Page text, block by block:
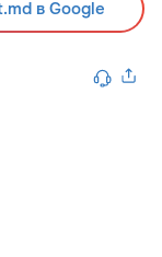
в Google